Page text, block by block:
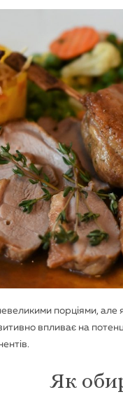
порціями, але
впливає на
Як